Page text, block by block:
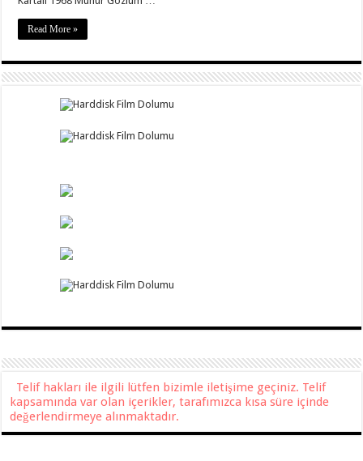
Read More »
Telif hakları ile ilgili lütfen bizimle iletişime geçiniz. Telif
kapsamında var olan içerikler, tarafımızca kısa süre içinde
değerlendirmeye alınmaktadır.